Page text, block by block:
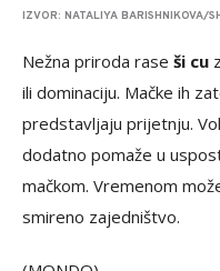
IZVOR: NATALIYA BARISHNIKOVA/
Nežna priroda rase ši cu
ili dominaciju. Mačke ih
predstavljaju prijetnju.
dodatno pomaže u
mačkom. Vremenom
smireno zajedništvo.